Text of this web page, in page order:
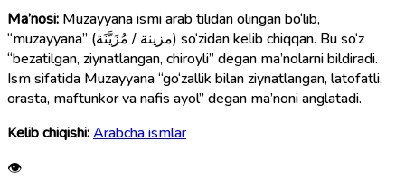
Ma’nosi: Muzayyana ismi arab tilidan olingan bo‘lib,
“muzayyana” (مزينة / مُزَيَّنَة) so‘zidan kelib chiqqan. Bu so‘z
“bezatilgan, ziynatlangan, chiroyli” degan ma’nolarni bildiradi.
Ism sifatida Muzayyana “go‘zallik bilan ziynatlangan, latofatli,
orasta, maftunkor va nafis ayol” degan ma’noni anglatadi.
Kelib chiqishi:Arabcha ismlar
👁